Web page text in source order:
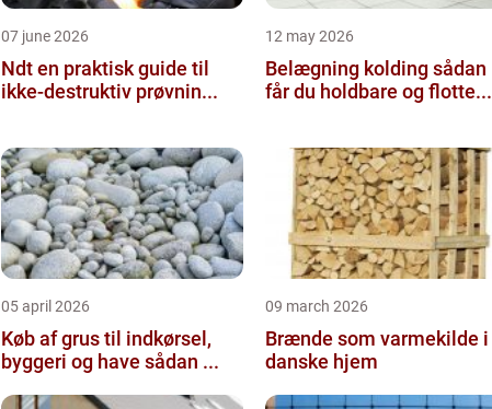
07 june 2026
Ndt en praktisk guide til
ikke-destruktiv prøvnin...
12 may 2026
Belægning kolding sådan
får du holdbare og flotte...
05 april 2026
Køb af grus til indkørsel,
byggeri og have sådan ...
09 march 2026
Brænde som varmekilde i
danske hjem